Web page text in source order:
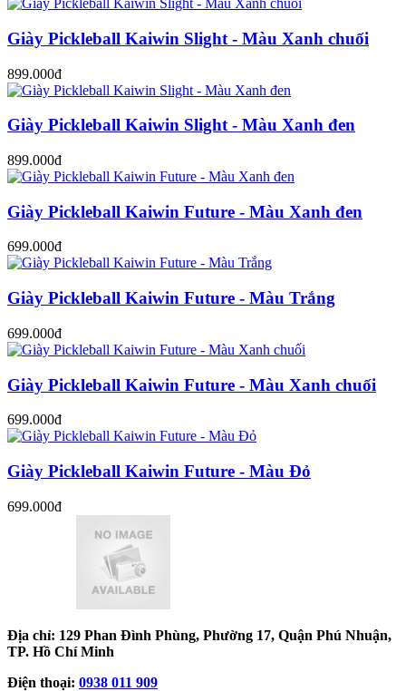
Giày Pickleball Kaiwin Slight - Màu Xanh chuối
899.000đ
Giày Pickleball Kaiwin Slight - Màu Xanh đen
899.000đ
Giày Pickleball Kaiwin Future - Màu Xanh đen
699.000đ
Giày Pickleball Kaiwin Future - Màu Trắng
699.000đ
Giày Pickleball Kaiwin Future - Màu Xanh chuối
699.000đ
Giày Pickleball Kaiwin Future - Màu Đỏ
699.000đ
Địa chỉ: 129 Phan Đình Phùng, Phường 17, Quận Phú Nhuận,
TP. Hồ Chí Minh
Điện thoại: 0938 011 909